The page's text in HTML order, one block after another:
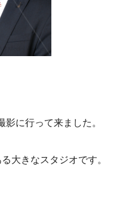
に行って来ました。
大きなスタジオです。